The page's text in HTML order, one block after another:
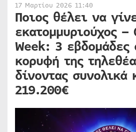
17 Μαρτίου 2026 11:40
Ποιος θέλει να
εκατομμυριούχος
Week: 3 εβδομάδες
κορυφή της
δίνοντας συνολικά
219.200€